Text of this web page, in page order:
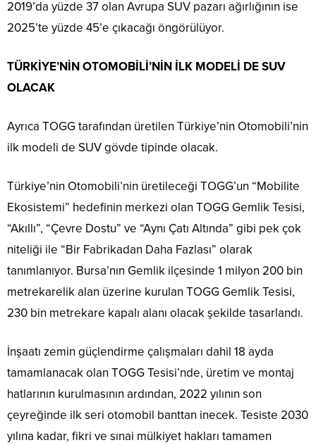
2019’da yüzde 37 olan Avrupa SUV pazarı ağırlığının ise
2025’te yüzde 45’e çıkacağı öngörülüyor.
TÜRKİYE’NİN OTOMOBİLİ’NİN İLK MODELİ DE SUV
OLACAK
Ayrıca TOGG tarafından üretilen Türkiye’nin Otomobili’nin
ilk modeli de SUV gövde tipinde olacak.
Türkiye’nin Otomobili’nin üretileceği TOGG’un “Mobilite
Ekosistemi” hedefinin merkezi olan TOGG Gemlik Tesisi,
“Akıllı”, “Çevre Dostu” ve “Aynı Çatı Altında” gibi pek çok
niteliği ile “Bir Fabrikadan Daha Fazlası” olarak
tanımlanıyor. Bursa’nın Gemlik ilçesinde 1 milyon 200 bin
metrekarelik alan üzerine kurulan TOGG Gemlik Tesisi,
230 bin metrekare kapalı alanı olacak şekilde tasarlandı.
İnşaatı zemin güçlendirme çalışmaları dahil 18 ayda
tamamlanacak olan TOGG Tesisi’nde, üretim ve montaj
hatlarının kurulmasının ardından, 2022 yılının son
çeyreğinde ilk seri otomobil banttan inecek. Tesiste 2030
yılına kadar, fikri ve sınai mülkiyet hakları tamamen